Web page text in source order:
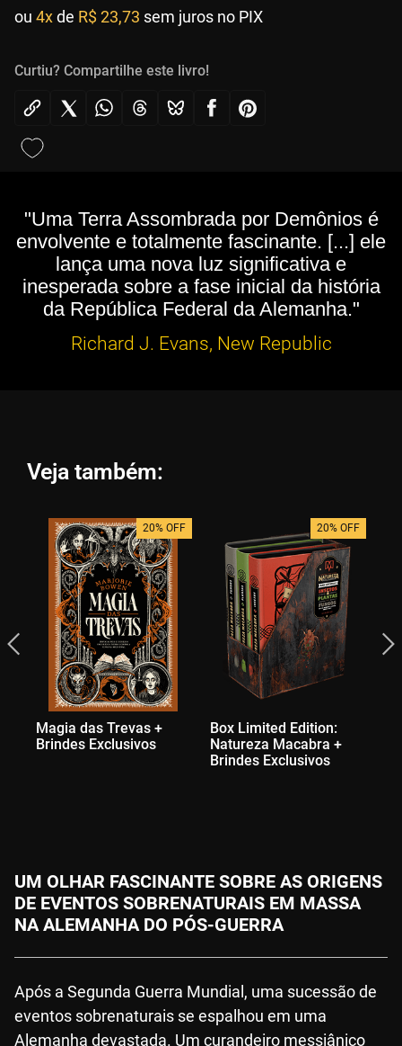
ou 4xde R$ 23,73 sem juros no PIX
Curtiu? Compartilhe este livro!
"Uma Terra Assombrada por Demônios é
envolvente e totalmente fascinante. [...] ele
lança uma nova luz significativa e
inesperada sobre a fase inicial da história
da República Federal da Alemanha."
Richard J. Evans, New Republic
Veja também:
20% OFF
Magia das Trevas +
Brindes Exclusivos
20% OFF
Box Limited Edition:
Natureza Macabra +
Brindes Exclusivos
UM OLHAR FASCINANTE SOBRE AS ORIGENS
DE EVENTOS SOBRENATURAIS EM MASSA
NA ALEMANHA DO PÓS-GUERRA
Após a Segunda Guerra Mundial, uma sucessão de
eventos sobrenaturais se espalhou em uma
Alemanha devastada. Um curandeiro messiânico